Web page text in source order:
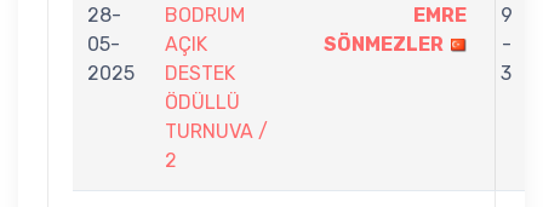
28-
05-
2025
BODRUM
AÇIK
DESTEK
ÖDÜLLÜ
TURNUVA /
2
EMRE
SÖNMEZLER
9
-
3